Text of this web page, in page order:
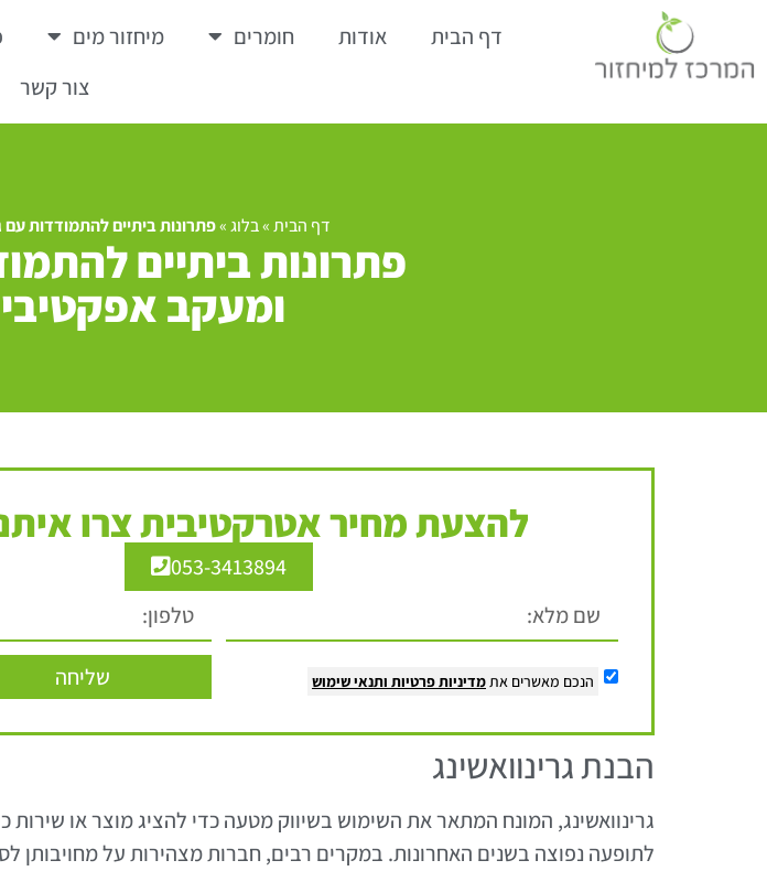
דף הבית אודות חומרים מיחזור מים
צור קשר
דף הבית»בלוג»פתרונות ביתיים להתמודדות עם
פתרונות ביתיים
ומעקב
להצעת מחיר אטרקטיבית צרו
053-3413894
הנכם מאשרים אתמדיניות פרטיות ותנאי שימוש שליחה
הבנת גרינוואשינג
גרינוואשינג, המונח המתאר את השימוש בשיווק מטעה כדי להציג מוצר או שירות
לתופעה נפוצה בשנים האחרונות. במקרים רבים, חברות מצהירות על מחויבותן